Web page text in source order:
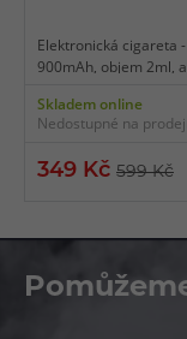
Elektronická cigareta
900mAh, objem 2ml,
regulace air-flow,
indikace stavu baterie.
Skladem online
Nedostupné na
349 Kč 599 Kč